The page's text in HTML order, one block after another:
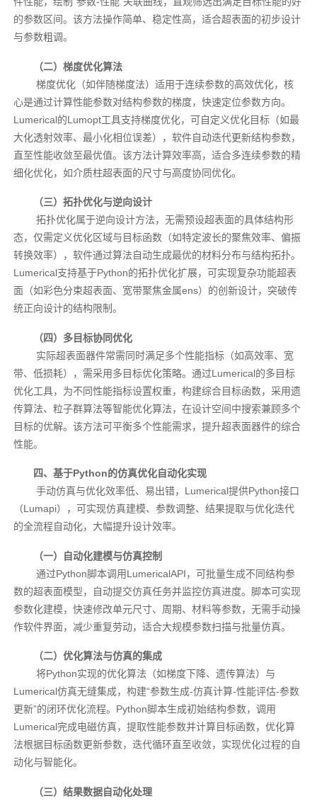
的参数区间。该方法操作简单、稳定性高，适合超表面的初步设计
与参数粗调。
（二）梯度优化算法
梯度优化（如伴随梯度法）适用于连续参数的高效优化，核
心是通过计算性能参数对结构参数的梯度，快速定位参数方向。
Lumerical的Lumopt工具支持梯度优化，可自定义优化目标（如最
大化透射效率、 最小化相位误差），软件自动迭代更新结构参数，
直至性能收敛至最优值。该方法计算效率高，适合多连续参数的精
细化优化，如介质柱超表面的尺寸与高度协同优化。
（三）拓扑优化与逆向设计
拓扑优化属于逆向设计方法，无需预设超表面的具体结构形
态，仅需定义优化区域与目标函数（如特定波长的聚焦效率、偏振
转换效率），软件通过算法自动生成最优的材料分布与结构拓扑。
Lumerical支持基于Python的拓扑优化扩展，可实现复杂功能超表
面（如彩色分束超表面、宽带聚焦金属ens）的创新设计，突破传
统正向设计的结构限制。
（四）多目标协同优化
实际超表面器件常需同时满足多个性能指标（如高效率、宽
带、低损耗），需采用多目标优化策略。通过Lumerical的多目标
优化工具，为不同性能指标设置权重，构建综合目标函数，采用遗
传算法、粒子群算法等智能优化算法，在设计空间中搜索兼顾多个
目标的优解。该方法可平衡多个性能需求，提升超表面器件的综合
性能。
四、基于Python的仿真优化自动化实现
手动仿真与优化效率低、易出错，Lumerical提供Python接口
（Lumapi），可实现仿真建模、参数调整、结果提取与优化迭代
的全流程自动化，大幅提升设计效率。
（一）自动化建模与仿真控制
通过Python脚本调用LumericalAPI，可批量生成不同结构参
数的超表面模型，自动提交仿真任务并监控仿真进度。脚本可实现
参数化建模，快速修改单元尺寸、周期、材料等参数，无需手动操
作软件界面，减少重复劳动，适合大规模参数扫描与批量仿真。
（二）优化算法与仿真的集成
将Python实现的优化算法（如梯度下降、遗传算法）与
Lumerical仿真无缝集成，构建“参数生成-仿真计算-性能评估-参数
更新”的闭环优化流程。Python脚本生成初始结构参数，调用
Lumerical完成电磁仿真，提取性能参数并计算目标函数，优化算
法根据目标函数更新参数，迭代循环直至收敛，实现优化过程的自
动化与智能化。
（三）结果数据自动化处理